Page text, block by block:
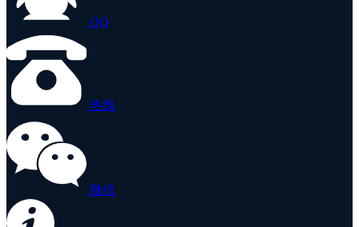
QQ
热线
微信